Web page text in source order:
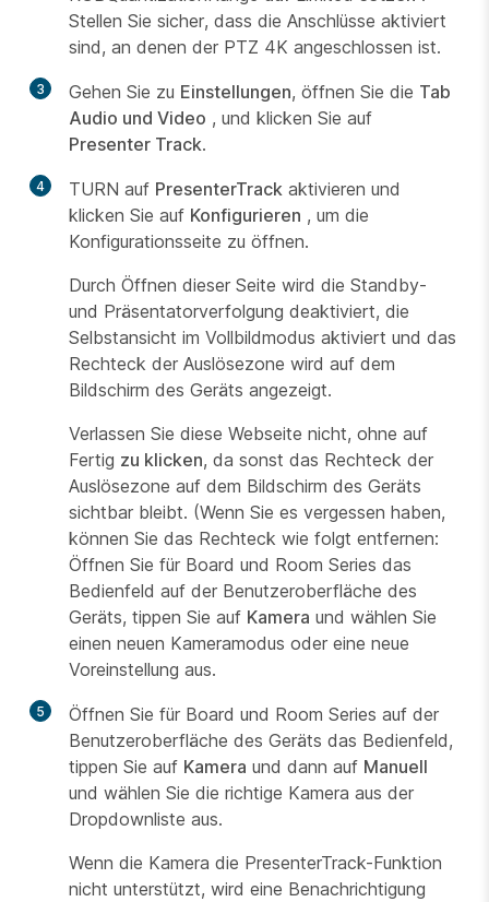
Stellen Sie sicher, dass die Anschlüsse aktiviert
sind, an denen der PTZ 4K angeschlossen ist.
3 Gehen Sie zu Einstellungen, öffnen Sie die Tab
Audio und Video , und klicken Sie auf
Presenter Track.
4 TURN auf PresenterTrack aktivieren und
klicken Sie auf Konfigurieren , um die
Konfigurationsseite zu öffnen.
Durch Öffnen dieser Seite wird die Standby-
und Präsentatorverfolgung deaktiviert, die
Selbstansicht im Vollbildmodus aktiviert und das
Rechteck der Auslösezone wird auf dem
Bildschirm des Geräts angezeigt.
Verlassen Sie diese Webseite nicht, ohne auf
Fertig zu klicken, da sonst das Rechteck der
Auslösezone auf dem Bildschirm des Geräts
sichtbar bleibt. (Wenn Sie es vergessen haben,
können Sie das Rechteck wie folgt entfernen:
Öffnen Sie für Board und Room Series das
Bedienfeld auf der Benutzeroberfläche des
Geräts, tippen Sie auf Kamera und wählen Sie
einen neuen Kameramodus oder eine neue
Voreinstellung aus.
5
Öffnen Sie für Board und Room Series auf der
Benutzeroberfläche des Geräts das Bedienfeld,
tippen Sie auf Kamera und dann auf Manuell
und wählen Sie die richtige Kamera aus der
Dropdownliste aus.
Wenn die Kamera die PresenterTrack-Funktion
nicht unterstützt, wird eine Benachrichtigung